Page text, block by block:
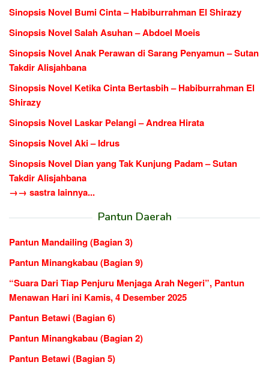
Sinopsis Novel Bumi Cinta – Habiburrahman El Shirazy
Sinopsis Novel Salah Asuhan – Abdoel Moeis
Sinopsis Novel Anak Perawan di Sarang Penyamun – Sutan
Takdir Alisjahbana
Sinopsis Novel Ketika Cinta Bertasbih – Habiburrahman El
Shirazy
Sinopsis Novel Laskar Pelangi – Andrea Hirata
Sinopsis Novel Aki – Idrus
Sinopsis Novel Dian yang Tak Kunjung Padam – Sutan
Takdir Alisjahbana
→→ sastra lainnya...
Pantun Daerah
Pantun Mandailing (Bagian 3)
Pantun Minangkabau (Bagian 9)
“Suara Dari Tiap Penjuru Menjaga Arah Negeri”, Pantun
Menawan Hari ini Kamis, 4 Desember 2025
Pantun Betawi (Bagian 6)
Pantun Minangkabau (Bagian 2)
Pantun Betawi (Bagian 5)